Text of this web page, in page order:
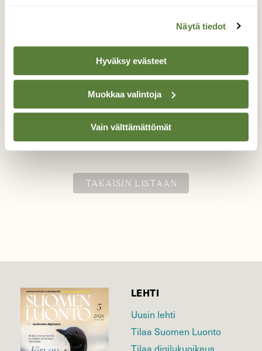
Näytä tiedot
Hyväksy evästeet
Muokkaa valintoja
Vain välttämättömät
Kuusitiainen tässä moi
Kuusitiaisen moikkaus.
Valokuvaaja: Milla Rannil, Vantaa 25.2.2025
TAKAISIN LISTAAN
LEHTI
Uusin lehti
Tilaa Suomen Luonto